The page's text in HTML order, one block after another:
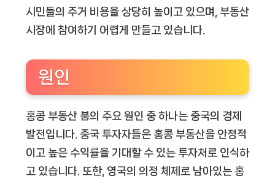
시민들의 주거 비용을 상당히 높이고 있으며, 부동산
시장에 참여하기 어렵게 만들고 있습니다.
원인
홍콩 부동산 붐의 주요 원인 중 하나는 중국의 경제
발전입니다. 중국 투자자들은 홍콩 부동산을 안정적
이고 높은 수익률을 기대할 수 있는 투자처로 인식하
고 있습니다. 또한, 영국의 의정 체제로 남아있는 홍